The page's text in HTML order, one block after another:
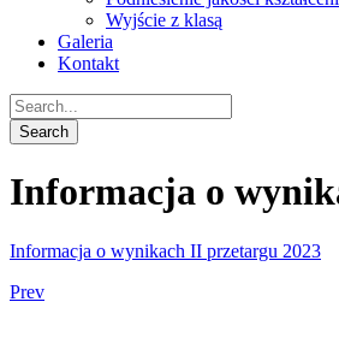
Wyjście z klasą
Galeria
Kontakt
Informacja o
Informacja o wynikach II przetargu 2023
Prev